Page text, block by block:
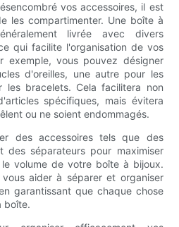
vos accessoires, il est
les compartimenter. Une boîte à
livrée avec divers
qui facilite l'organisation de vos
exemple, vous pouvez désigner
d'oreilles, une autre pour les
bracelets. Cela facilitera non
spécifiques, mais évitera
ou ne soient endommagés.
des accessoires tels que des
des séparateurs pour maximiser
volume de votre boîte à bijoux.
aider à séparer et organiser
garantissant que chaque chose
boîte.